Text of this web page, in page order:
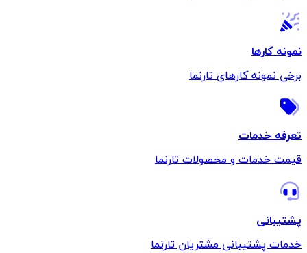
نمونه کارها
برخی نمونه کارهای تارنما
تعرفه خدمات
قیمت خدمات و محصولات تارنما
پشتیبانی
خدمات پشتیبانی مشتریان تارنما